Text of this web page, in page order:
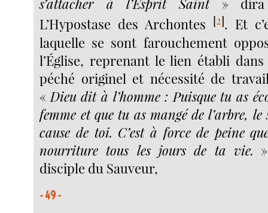
s’attacher à l’Esprit Saint» dira
L’Hypostase des Archontes [2]. Et
laquelle se sont farouchement
l’Église, reprenant le lien établi
péché originel et nécessité de
« Dieu dit à l’homme : Puisque tu as
femme et que tu as mangé de l’arbre,
cause de toi. C’est à force de peine
nourriture tous les jours de ta vie.
disciple du Sauveur,
- 49 -